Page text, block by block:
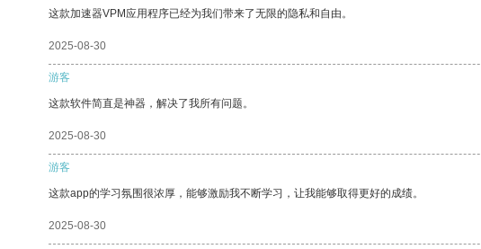
这款加速器VPM应用程序已经为我们带来了无限的隐私和自由。
2025-08-30
游客
这款软件简直是神器，解决了我所有问题。
2025-08-30
游客
这款app的学习氛围很浓厚，能够激励我不断学习，让我能够取得更好的成绩。
2025-08-30